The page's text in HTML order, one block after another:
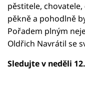
pěstitele,
pěkně a pohodlně
Pořadem plným
Oldřich Navrátil se
Sledujte v neděli